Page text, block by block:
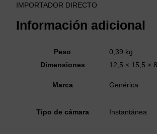
IMPORTADOR DIRECTO
Información adicional
Peso
0,39 kg
Dimensiones
12,5 × 15,5 ×
Marca Genérica
Tipo de cámara Instantánea